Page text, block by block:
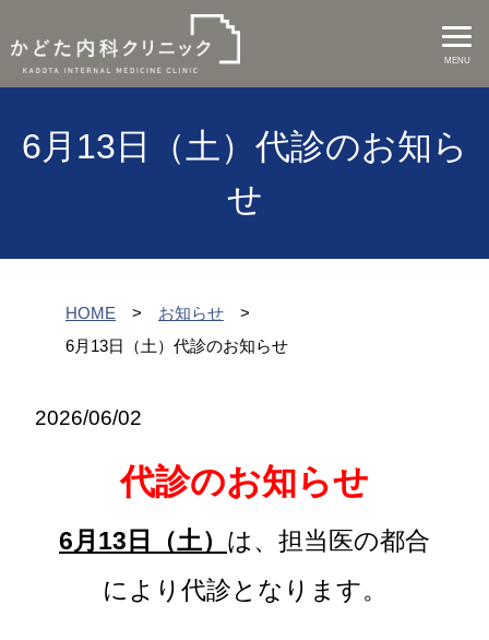
MENU
6月13日（土）代診のお知ら
せ
HOME
お知らせ
6月13日（土）代診のお知らせ
2026/06/02
代診のお知らせ
6月13日（土） は、担当医の都合
により代診となります。